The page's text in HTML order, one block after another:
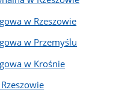
w Rzeszowie
w Przemyślu
w Krośnie